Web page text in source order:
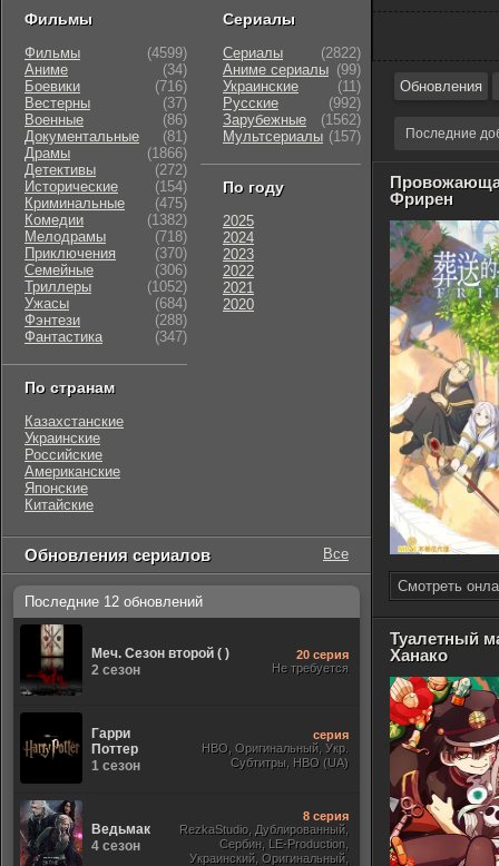
Обновления
Последние
Фрирен
Смотреть
Туалетный
Ханако
Фильмы
Фильмы
(4599)
Аниме
(34)
Боевики
(716)
Вестерны
(37)
Военные
(86)
Документальные
(81)
Драмы
(1866)
Детективы
(272)
Исторические
(154)
Криминальные
(475)
Комедии
(1382)
Мелодрамы
(718)
Приключения
(370)
Семейные
(306)
Триллеры
(1052)
Ужасы
(684)
Фэнтези
(288)
Фантастика
(347)
По странам
Казахстанские
Украинские
Российские
Американские
Японские
Китайские
Сериалы
Сериалы
(2822)
Аниме сериалы (99)
Украинские
(11)
Русские
(992)
Зарубежные
(1562)
Мультсериалы (157)
По году
2025
2024
2023
2022
2021
2020
Обновления сериалов Все
Последние 12 обновлений
Меч. Сезон второй ( )
2 сезон
20 серия
Не требуется
Гарри
Поттер
1 сезон
серия
HBO, Оригинальный, Укр.
Субтитры, HBO (UA)
Ведьмак
4 сезон
8 серия
RezkaStudio, Дублированный,
Сербин, LE-Production,
Украинский, Оригинальный,